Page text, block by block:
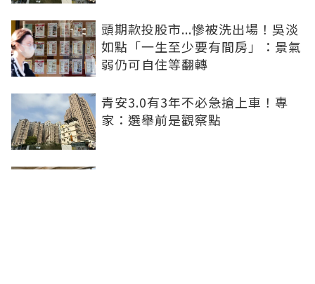
頭期款投股市...慘被洗出場！吳淡
如點「一生至少要有間房」：景氣
弱仍可自住等翻轉
青安3.0有3年不必急搶上車！專
家：選舉前是觀察點